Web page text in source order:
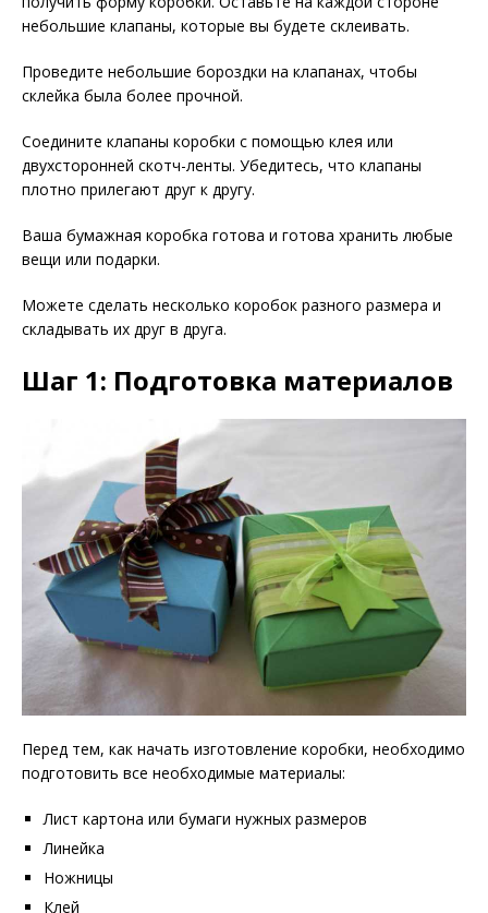
небольшие клапаны, которые вы будете склеивать.
Проведите небольшие бороздки на клапанах, чтобы
склейка была более прочной.
Соедините клапаны коробки с помощью клея или
двухсторонней скотч-ленты. Убедитесь, что клапаны
плотно прилегают друг к другу.
Ваша бумажная коробка готова и готова хранить любые
вещи или подарки.
Можете сделать несколько коробок разного размера и
складывать их друг в друга.
Шаг 1: Подготовка материалов
Перед тем, как начать изготовление коробки, необходимо
подготовить все необходимые материалы:
Лист картона или бумаги нужных размеров
Линейка
Ножницы
Клей